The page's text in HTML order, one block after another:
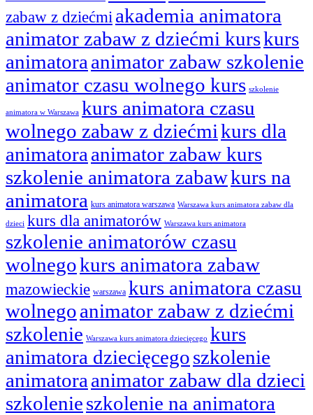
zabaw z dziećmi akademia animatora
animator zabaw z dziećmi kurskurs
animatora animator zabaw szkolenie
animator czasu wolnego kurs szkolenie
animatora w Warszawa kurs animatora czasu
wolnego zabaw z dziećmikurs dla
animatora animator zabaw kurs
szkolenie animatora zabawkurs na
animatora kurs animatora warszawa Warszawa kurs animatora zabaw dla
dzieci kurs dla animatorów Warszawa kurs animatora
szkolenie animatorów czasu
wolnegokurs animatora zabaw
mazowieckie warszawa kurs animatora czasu
wolnegoanimator zabaw z dziećmi
szkolenie Warszawa kurs animatora dziecięcego kurs
animatora dziecięcegoszkolenie
animatora animator zabaw dla dzieci
szkolenieszkolenie na animatora